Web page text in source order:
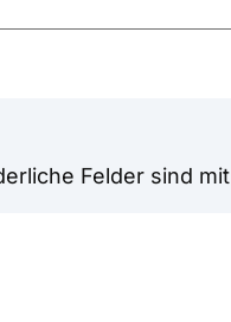
Felder sind mit